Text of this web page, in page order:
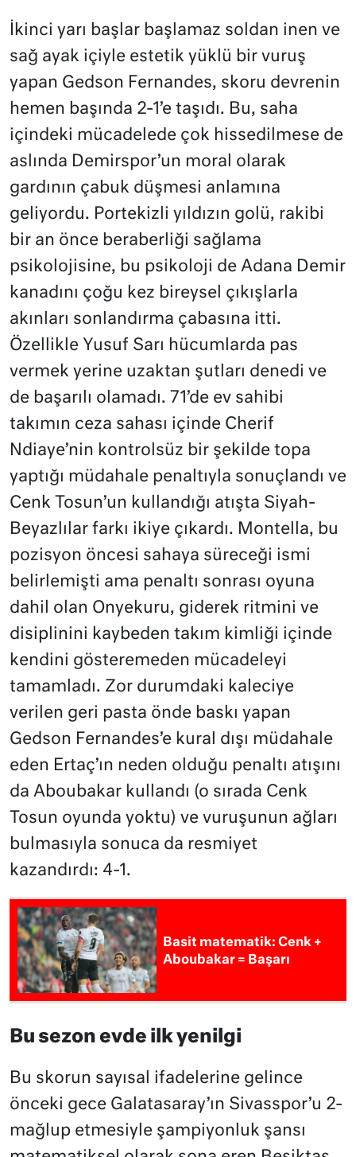
İkinci yarı başlar başlamaz soldan inen ve
sağ ayak içiyle estetik yüklü bir vuruş
yapan Gedson Fernandes, skoru devrenin
hemen başında 2-1’e taşıdı. Bu, saha
içindeki mücadelede çok hissedilmese de
aslında Demirspor’un moral olarak
gardının çabuk düşmesi anlamına
geliyordu. Portekizli yıldızın golü, rakibi
bir an önce beraberliği sağlama
psikolojisine, bu psikoloji de Adana Demir
kanadını çoğu kez bireysel çıkışlarla
akınları sonlandırma çabasına itti.
Özellikle Yusuf Sarı hücumlarda pas
vermek yerine uzaktan şutları denedi ve
de başarılı olamadı. 71’de ev sahibi
takımın ceza sahası içinde Cherif
Ndiaye’nin kontrolsüz bir şekilde topa
yaptığı müdahale penaltıyla sonuçlandı ve
Cenk Tosun’un kullandığı atışta Siyah-
Beyazlılar farkı ikiye çıkardı. Montella, bu
pozisyon öncesi sahaya süreceği ismi
belirlemişti ama penaltı sonrası oyuna
dahil olan Onyekuru, giderek ritmini ve
disiplinini kaybeden takım kimliği içinde
kendini gösteremeden mücadeleyi
tamamladı. Zor durumdaki kaleciye
verilen geri pasta önde baskı yapan
Gedson Fernandes’e kural dışı müdahale
eden Ertaç’ın neden olduğu penaltı atışını
da Aboubakar kullandı (o sırada Cenk
Tosun oyunda yoktu) ve vuruşunun ağları
bulmasıyla sonuca da resmiyet
kazandırdı: 4-1.
Basit matematik: Cenk +
Aboubakar = Başarı
Bu sezon evde ilk yenilgi
Bu skorun sayısal ifadelerine gelince
önceki gece Galatasaray’ın Sivasspor’u 2-
mağlup etmesiyle şampiyonluk şansı